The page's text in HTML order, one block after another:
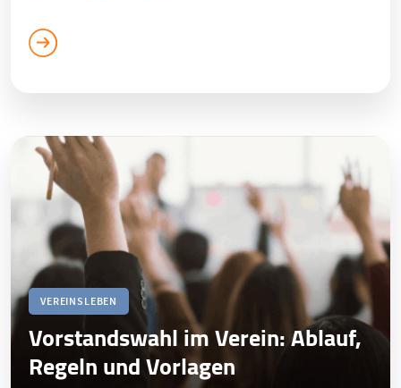
VEREINSLEBEN
Vorstandswahl im Verein: Ablauf,
Regeln und Vorlagen